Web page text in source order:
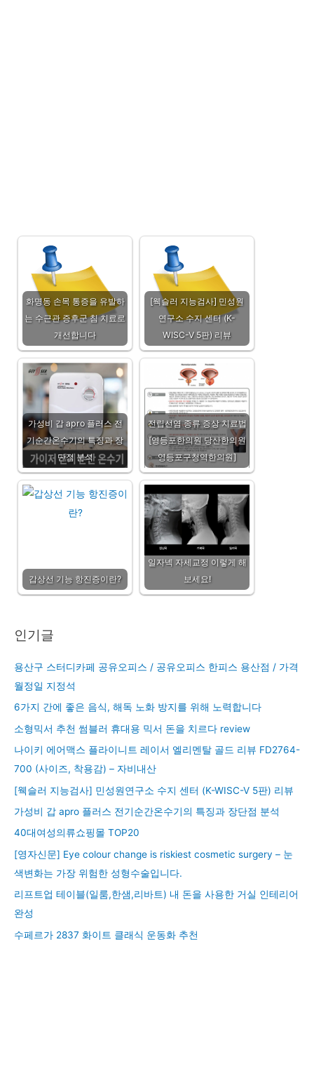
화명동 손목 통증을 유발하
는 수근관 증후군 침 치료로
개선합니다
[웩슬러 지능검사] 민성원
연구소 수지 센터 (K-
WISC-V 5판) 리뷰
가성비 갑 apro 플러스 전
기순간온수기의 특징과 장
단점 분석
전립선염 종류 증상 치료법
[영등포한의원 당산한의원
영등포구청역한의원]
갑상선 기능 항진증이란?
일자넥 자세교정 이렇게 해
보세요!
인기글
용산구 스터디카페 공유오피스 / 공유오피스 한피스 용산점 / 가격
월정일 지정석
6가지 간에 좋은 음식, 해독 노화 방지를 위해 노력합니다
소형믹서 추천 썸블러 휴대용 믹서 돈을 치르다 review
나이키 에어맥스 플라이니트 레이서 엘리멘탈 골드 리뷰 FD2764-
700 (사이즈, 착용감) – 자비내산
[웩슬러 지능검사] 민성원연구소 수지 센터 (K-WISC-V 5판) 리뷰
가성비 갑 apro 플러스 전기순간온수기의 특징과 장단점 분석
40대여성의류쇼핑몰 TOP20
[영자신문] Eye colour change is riskiest cosmetic surgery – 눈
색변화는 가장 위험한 성형수술입니다.
리프트업 테이블(일룸,한샘,리바트) 내 돈을 사용한 거실 인테리어
완성
수페르가 2837 화이트 클래식 운동화 추천